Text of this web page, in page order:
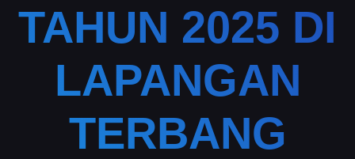
TAHUN 2025 DI
LAPANGAN
TERBANG